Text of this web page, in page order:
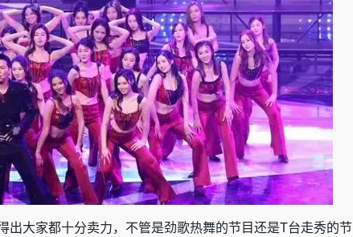
出大家都十分卖力，不管是劲歌热舞的节目还是T台走秀的节